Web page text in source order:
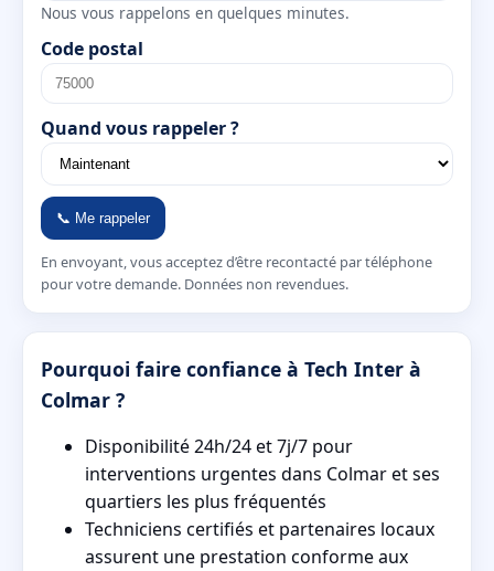
Nous vous rappelons en quelques minutes.
Code postal
Quand vous rappeler ?
📞 Me rappeler
En envoyant, vous acceptez d’être recontacté par téléphone
pour votre demande. Données non revendues.
Pourquoi faire confiance à Tech Inter à
Colmar ?
Disponibilité 24h/24 et 7j/7 pour
interventions urgentes dans Colmar et ses
quartiers les plus fréquentés
Techniciens certifiés et partenaires locaux
assurent une prestation conforme aux